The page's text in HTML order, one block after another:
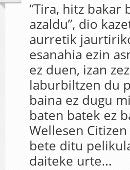
“Tira, hitz bakar
azaldu”, dio
aurretik
esanahia ezin
ez duen, izan
laburbiltzen du
baina ez dugu
baten batek ez
Wellesen
bete ditu
daiteke urte...